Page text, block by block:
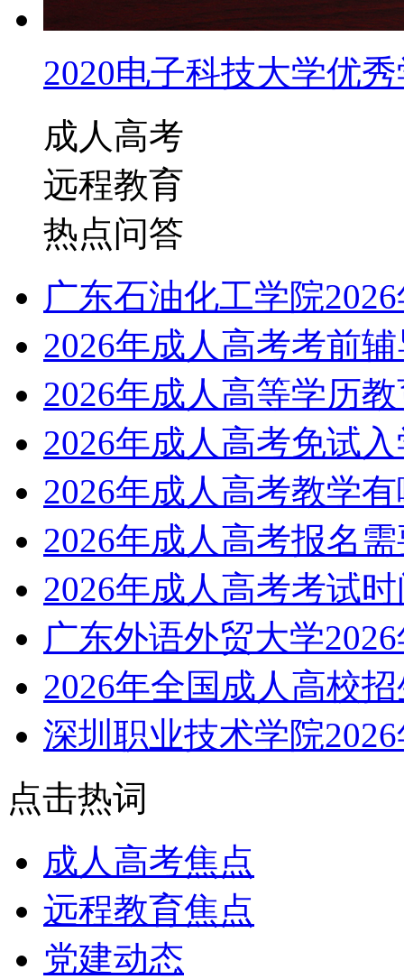
2020电子科技大学优
成人高考
远程教育
热点问答
广东石油化工学院
2026年成人高考考前
2026年成人高等学历
2026年成人高考免试
2026年成人高考教学
2026年成人高考报名
2026年成人高考考试
广东外语外贸大学
2026年全国成人高校
深圳职业技术学院
点击热词
成人高考焦点
远程教育焦点
党建动态